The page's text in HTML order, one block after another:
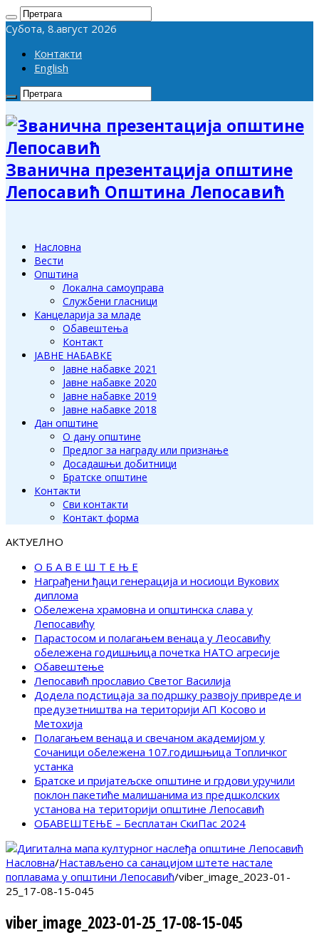
Субота, 8.август 2026
Контакти
English
Званична презентација општине
Лепосавић Општина Лепосавић
Насловна
Вести
Општина
Локална самоуправа
Службени гласници
Канцеларија за младе
Обавештења
Контакт
ЈАВНЕ НАБАВКЕ
Јавне набавке 2021
Јавне набавке 2020
Јавне набавке 2019
Јавне набавке 2018
Дан општине
О дану општине
Предлог за награду или признање
Досадашњи добитници
Братске општине
Контакти
Сви контакти
Контакт форма
АКТУЕЛНО
О Б А В Е Ш Т Е Њ Е
Награђени ђаци генерација и носиоци Вукових
диплома
Обележена храмовна и општинска слава у
Лепосавићу
Парастосом и полагањем венаца у Леосавићу
обележена годишњица почетка НАТО агресије
Обавештење
Лепосавић прославио Светог Василија
Додела подстицаја за подршку развоју привреде и
предузетништва на територији АП Косово и
Метохија
Полагањем венаца и свечаном академијом у
Сочаници обележена 107.годишњица Топличког
устанка
Братске и пријатељске општине и грдови уручили
поклон пакетиће малишанима из предшколских
установа на територији општине Лепосавић
ОБАВЕШТЕЊЕ – Бесплатан СкиПас 2024
Насловна/Настављено са санацијом штете настале
поплавама у општини Лепосавић/viber_image_2023-01-
25_17-08-15-045
viber_image_2023-01-25_17-08-15-045